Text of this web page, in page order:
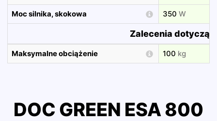
Moc silnika, skokowa 350 W
Zalecenia
Maksymalne obciążenie 100 kg
DOC GREEN ESA 800